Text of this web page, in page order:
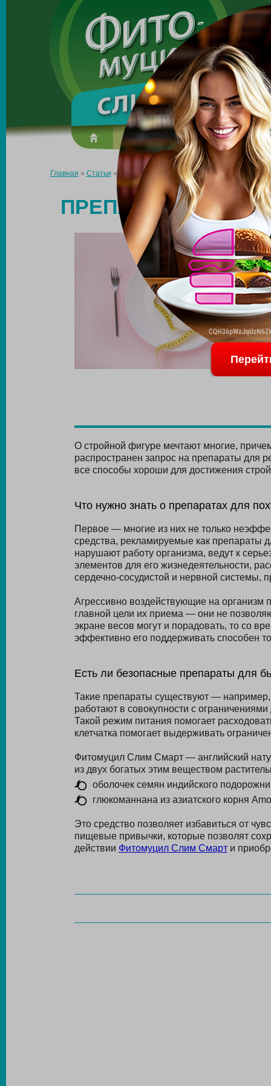
Made in the UK
О препарате Усиль эффект
Главная » Статьи »Препараты для резкого снижения веса
ПРЕПАРАТЫ ДЛЯ
О стройной фигуре мечтают многие,
распространен запрос на препараты для
все способы хороши для достижения
Что нужно знать о препаратах для
Первое — многие из них не только
средства, рекламируемые как препараты
нарушают работу организма, ведут к
элементов для его жизнедеятельности,
сердечно-сосудистой и нервной системы,
Агрессивно воздействующие на организм
главной цели их приема — они не
экране весов могут и порадовать, то со
эффективно его поддерживать способен
Есть ли безопасные препараты для
Такие препараты существуют — например,
работают в совокупности с
Такой режим питания помогает
клетчатка помогает выдерживать
Фитомуцил Слим Смарт — английский
из двух богатых этим веществом
оболочек семян индийского
глюкоманнана из азиатского корня
Это средство позволяет избавиться от
пищевые привычки, которые позволят
действии Фитомуцил Слим Смарти